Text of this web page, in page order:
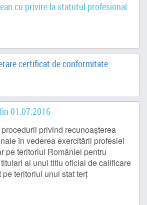
cu privire la statutul profesional
certificat de conformitate
01.07.2016
privind recunoașterea
în vederea exercitării profesiei
pe teritoriul României pentru
ai unui titlu oficial de calificare
teritoriul unui stat terț